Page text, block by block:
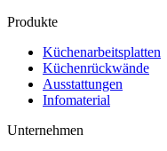
Produkte
Küchenarbeitsplatten
Küchenrückwände
Ausstattungen
Infomaterial
Unternehmen